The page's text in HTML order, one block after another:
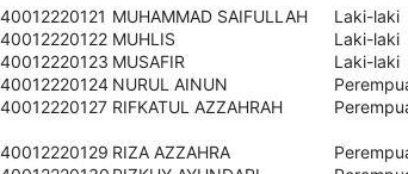
MUHAMMAD SAIFULLAH Laki-laki
MUHLIS Laki-laki
MUSAFIR Laki-laki
NURUL AINUN
RIFKATUL AZZAHRAH
RIZA AZZAHRA